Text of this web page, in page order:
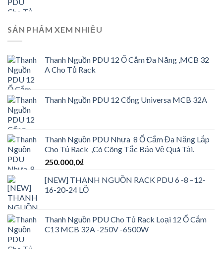
SẢN PHẨM XEM NHIỀU
Thanh Nguồn PDU 12 Ổ Cắm Đa Năng ,MCB 32
A Cho Tủ Rack
Thanh Nguồn PDU 12 Cổng Universa MCB 32A
Thanh Nguồn PDU Nhựa 8 Ổ Cắm Đa Năng Lắp
Cho Tủ Rack ,Có Công Tắc Bảo Vệ Quá Tải.
250.000,0₫
[NEW] THANH NGUỒN RACK PDU 6 -8 –12-
16-20-24 LỖ
Thanh Nguồn PDU Cho Tủ Rack Loại 12 Ổ Cắm
C13 MCB 32A -250V -6500W